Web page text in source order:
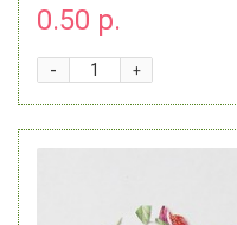
0.50 р.
+
-